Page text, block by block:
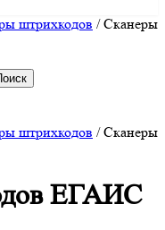
штрихкодов /Сканеры
штрихкодов /Сканеры
ЕГАИС